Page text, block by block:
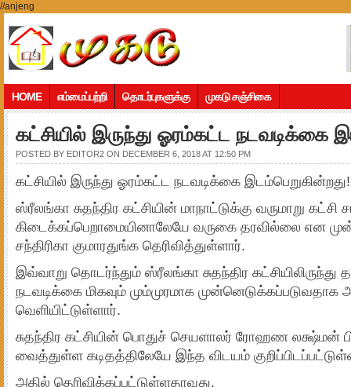
//anjeng
HOME எம்மைப்பற்றி தொடர்புகளுக்கு முகடு சஞ்சிகை
கட்சியில் இருந்து ஓரம்கட்ட நடவடிக்கை
POSTED BY EDITOR2 ON DECEMBER 6, 2018 AT 12:50 PM
கட்சியில் இருந்து ஓரம்கட்ட நடவடிக்கை இடம்பெறுகின்றது!
ஸ்ரீலங்கா சுதந்திர கட்சியின் மாநாட்டுக்கு வருமாறு
கிடைக்கப்பெறாமையினாலேயே வருகை தரவில்லை என
சந்திரிகா குமாரதுங்க தெரிவித்துள்ளார்.
இவ்வாறு தொடர்ந்தும் ஸ்ரீலங்கா சுதந்திர
நடவடிக்கை மிகவும் மும்முரமாக
வெளியிட்டுள்ளார்.
சுதந்திர கட்சியின் பொதுச் செயளாலர் ரோஹண லக்ஷ்மன்
வைத்துள்ள கடிதத்திலேயே இந்த விடயம்
அதில் தெரிவிக்கப்பட்டுள்ளதாவது,